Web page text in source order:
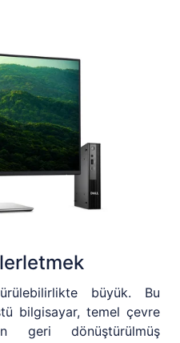
büyük. Bu
bilgisayar, temel çevre
geri dönüştürülmüş